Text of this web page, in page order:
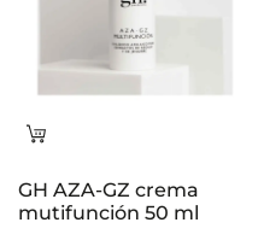
Leer
GH AZA-GZ crema
mutifunción 50 ml